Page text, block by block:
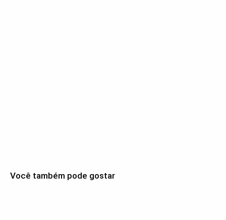
Você também pode gostar